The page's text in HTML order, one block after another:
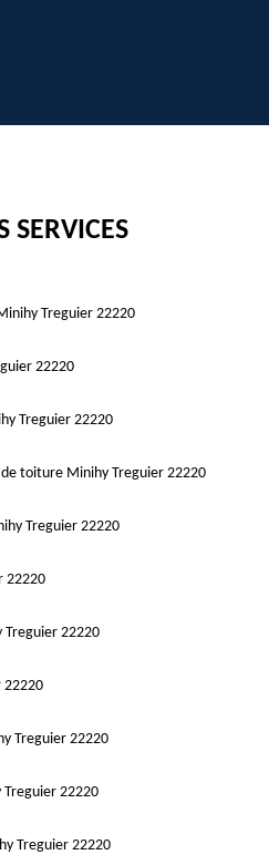
SERVICES
Treguier 22220
22220
Treguier 22220
toiture Minihy Treguier 22220
Treguier 22220
22220
Treguier 22220
22220
Treguier 22220
22220
Treguier 22220